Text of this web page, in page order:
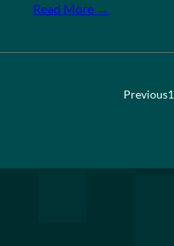
Read More →
Previous1